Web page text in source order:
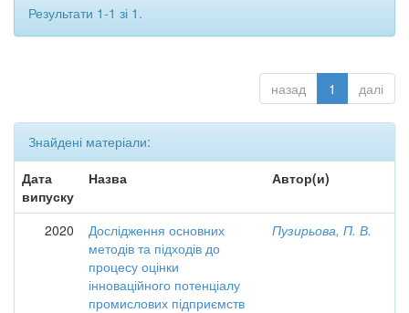
Результати 1-1 зі 1.
назад 1 далі
Знайдені матеріали:
Дата
випуску
Назва Автор(и)
2020
Дослідження основних
методів та підходів до
процесу оцінки
інноваційного потенціалу
промислових підприємств
Пузирьова, П. В.